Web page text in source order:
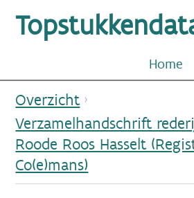
Home
Overzicht
Verzamelhandschrift
Roode Roos Hasselt
Co(e)mans)